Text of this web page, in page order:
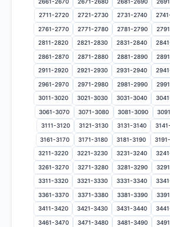
2661-2670 2671-2680 2681-2690
2711-2720 2721-2730 2731-2740
2761-2770 2771-2780 2781-2790
2811-2820 2821-2830 2831-2840
2861-2870 2871-2880 2881-2890
2911-2920 2921-2930 2931-2940
2961-2970 2971-2980 2981-2990
3011-3020 3021-3030 3031-3040
3061-3070 3071-3080 3081-3090
3111-3120 3121-3130 3131-3140
3161-3170 3171-3180 3181-3190
3211-3220 3221-3230 3231-3240
3261-3270 3271-3280 3281-3290
3311-3320 3321-3330 3331-3340
3361-3370 3371-3380 3381-3390
3411-3420 3421-3430 3431-3440
3461-3470 3471-3480 3481-3490